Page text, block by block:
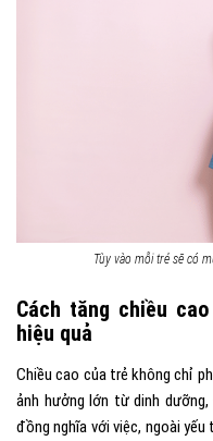
Tùy vào mỗi trẻ sẽ có
Cách tăng chiều
hiệu quả
Chiều cao của trẻ không chỉ
ảnh hưởng lớn từ dinh
đồng nghĩa với việc, ngoài